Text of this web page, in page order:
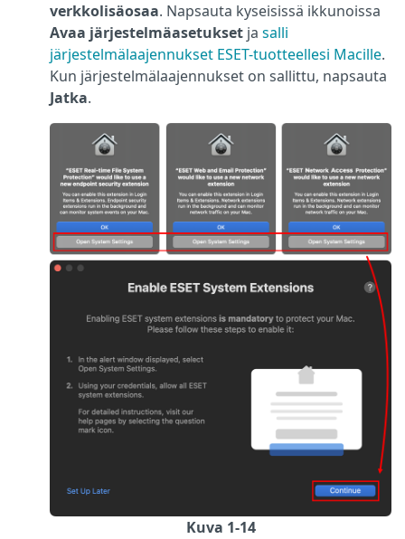
verkkolisäosaa. Napsauta kyseisissä ikkunoissa
Avaa järjestelmäasetukset ja salli
järjestelmälaajennukset ESET-tuotteellesi Macille.
Kun järjestelmälaajennukset on sallittu, napsauta
Jatka.
Kuva 1-14